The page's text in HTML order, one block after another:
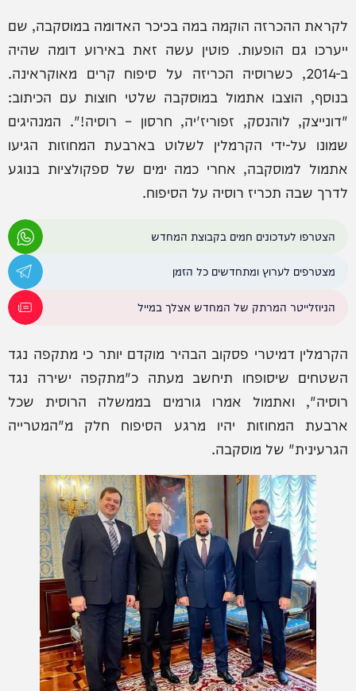
לקראת ההכרזה הוקמה במה בכיכר האדומה במוסקבה, שם
ייערכו גם הופעות. פוטין עשה זאת באירוע דומה שהיה
ב-2014, כשרוסיה הכריזה על סיפוח קרים מאוקראינה.
בנוסף, הוצבו אתמול במוסקבה שלטי חוצות עם הכיתוב:
"דונייצק, לוהנסק, זפוריז'יה, חרסון – רוסיה!". המנהיגים
שמונו על-ידי הקרמלין לשלוט בארבעת המחוזות הגיעו
אתמול למוסקבה, אחרי כמה ימים של ספקולציות בנוגע
לדרך שבה תכריז רוסיה על הסיפוח.
הצטרפו לעדכונים חמים בקבוצת המחדש
מצטרפים לערוץ ומתחדשים כל הזמן
הניוזלייטר המרתק של המחדש אצלך במייל
הקרמלין דמיטרי פסקוב הבהיר מוקדם יותר כי מתקפה נגד
השטחים שיסופחו תיחשב מעתה כ"מתקפה ישירה נגד
רוסיה", ואתמול אמרו גורמים בממשלה הרוסית שכל
ארבעת המחוזות יהיו מרגע הסיפוח חלק מ"המטרייה
הגרעינית" של מוסקבה.